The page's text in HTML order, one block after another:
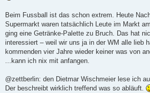
Beim Fussball ist das schon extrem. Heute
Supermarkt waren tatsächlich Leute im Markt
ging eine Getränke-Palette zu Bruch. Das hat
interessiert – weil wir uns ja in der WM alle lieb
kommenden vier Jahre wieder keiner was von
...kann ich nix mit anfangen.
@zettberlin: den Dietmar Wischmeier lese ich
Der beschreibt wirklich treffend was so abläuft.